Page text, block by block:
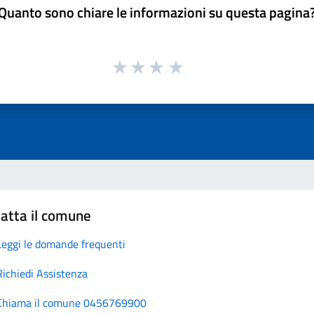
sono chiare le informazioni su questa
il comune
le domande frequenti
Assistenza
il comune 0456769900